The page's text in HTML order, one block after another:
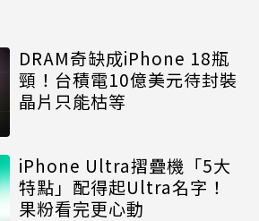
DRAM奇缺成iPhone 18瓶
頸！台積電10億美元待封裝
晶片只能枯等
iPhone Ultra摺疊機「5大
特點」配得起Ultra名字！
果粉看完更心動